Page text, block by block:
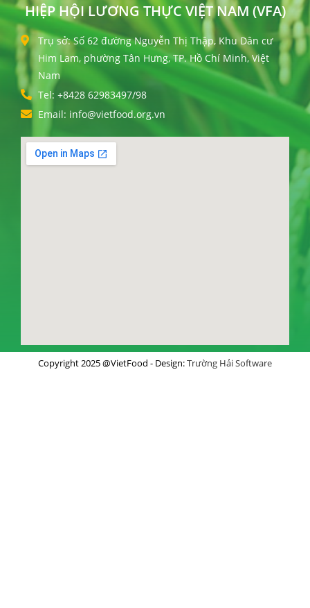
HIỆP HỘI LƯƠNG THỰC VIỆT NAM (VFA)
Trụ sở: Số 62 đường Nguyễn Thị Thập, Khu Dân cư
Him Lam, phường Tân Hưng, TP. Hồ Chí Minh, Việt
Nam
Tel: +8428 62983497/98
Email: info@vietfood.org.vn
Copyright 2025 @VietFood - Design:Trường Hải Software